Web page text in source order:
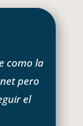
como la
pero
el